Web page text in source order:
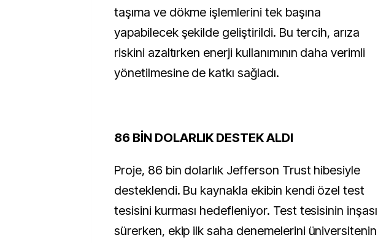
taşıma ve dökme işlemlerini tek başına
yapabilecek şekilde geliştirildi. Bu tercih, arıza
riskini azaltırken enerji kullanımının daha verimli
yönetilmesine de katkı sağladı.
86 BİN DOLARLIK DESTEK ALDI
Proje, 86 bin dolarlık Jefferson Trust hibesiyle
desteklendi. Bu kaynakla ekibin kendi özel test
tesisini kurması hedefleniyor. Test tesisinin inşası
sürerken, ekip ilk saha denemelerini üniversitenin